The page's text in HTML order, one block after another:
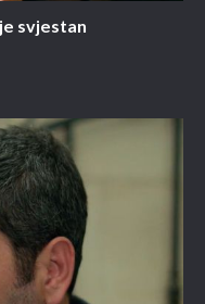
svjestan